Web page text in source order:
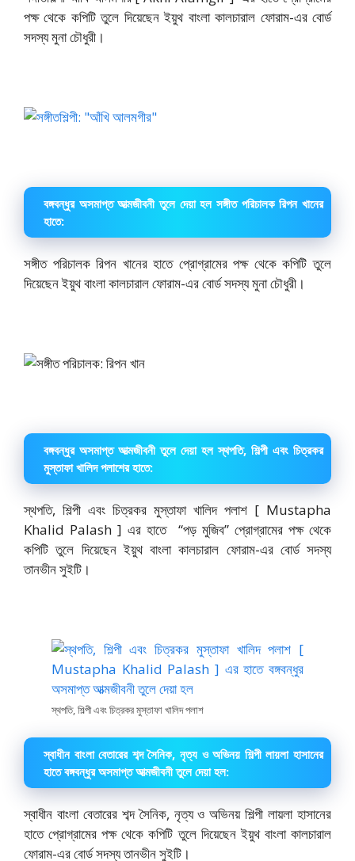
পক্ষ থেকে কপিটি তুলে দিয়েছেন ইয়ুথ বাংলা কালচারাল ফোরাম-এর বোর্ড
সদস্য মুনা চৌধুরী।
বঙ্গবন্ধুর অসমাপ্ত আত্মজীবনী তুলে দেয়া হল সঙ্গীত পরিচালক রিপন খানের
হাতে:
সঙ্গীত পরিচালক রিপন খানের হাতে প্রোগ্রামের পক্ষ থেকে কপিটি তুলে
দিয়েছেন ইয়ুথ বাংলা কালচারাল ফোরাম-এর বোর্ড সদস্য মুনা চৌধুরী।
বঙ্গবন্ধুর অসমাপ্ত আত্মজীবনী তুলে দেয়া হল স্থপতি, শিল্পী এবং চিত্রকর
মুস্তাফা খালিদ পলাশের হাতে:
স্থপতি, শিল্পী এবং চিত্রকর মুস্তাফা খালিদ পলাশ [ Mustapha
Khalid Palash ] এর হাতে “পড় মুজিব” প্রোগ্রামের পক্ষ থেকে
কপিটি তুলে দিয়েছেন ইয়ুথ বাংলা কালচারাল ফোরাম-এর বোর্ড সদস্য
তানভীন সুইটি।
স্থপতি, শিল্পী এবং চিত্রকর মুস্তাফা খালিদ পলাশ
স্বাধীন বাংলা বেতারের শব্দ সৈনিক, নৃত্য ও অভিনয় শিল্পী লায়লা হাসানের
হাতে বঙ্গবন্ধুর অসমাপ্ত আত্মজীবনী তুলে দেয়া হল:
স্বাধীন বাংলা বেতারের শব্দ সৈনিক, নৃত্য ও অভিনয় শিল্পী লায়লা হাসানের
হাতে প্রোগ্রামের পক্ষ থেকে কপিটি তুলে দিয়েছেন ইয়ুথ বাংলা কালচারাল
ফোরাম-এর বোর্ড সদস্য তানভীন সুইটি।